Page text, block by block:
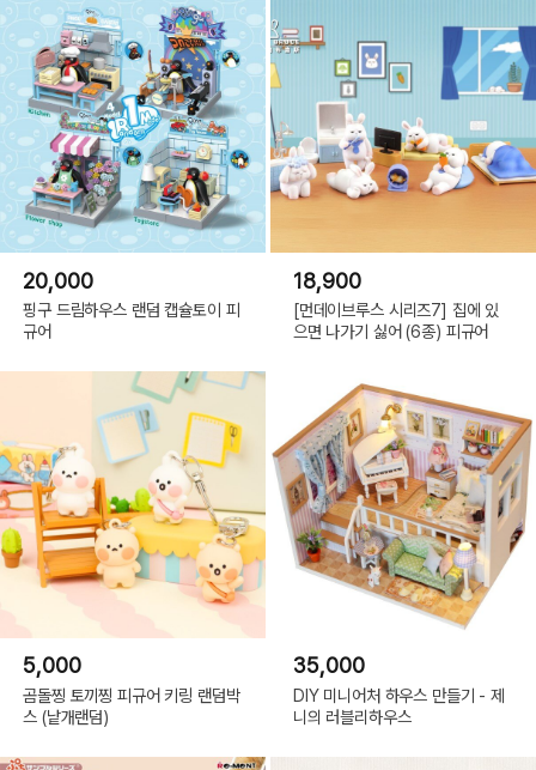
20,000
핑구 드림하우스 랜덤 캡슐토이 피
규어
18,900
[먼데이브루스 시리즈7] 집에 있
으면 나가기 싫어 (6종) 피규어
5,000
곰돌찡 토끼찡 피규어 키링 랜덤박
스 (낱개랜덤)
35,000
DIY 미니어처 하우스 만들기 - 제
니의 러블리하우스